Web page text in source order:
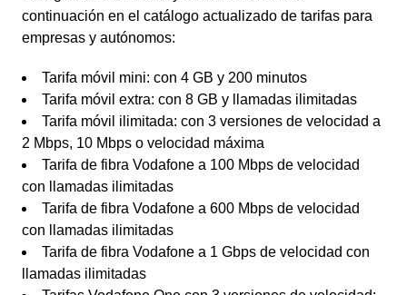
continuación en el catálogo actualizado de tarifas para
empresas y autónomos:
Tarifa móvil mini: con 4 GB y 200 minutos
Tarifa móvil extra: con 8 GB y llamadas ilimitadas
Tarifa móvil ilimitada: con 3 versiones de velocidad a
2 Mbps, 10 Mbps o velocidad máxima
Tarifa de fibra Vodafone a 100 Mbps de velocidad
con llamadas ilimitadas
Tarifa de fibra Vodafone a 600 Mbps de velocidad
con llamadas ilimitadas
Tarifa de fibra Vodafone a 1 Gbps de velocidad con
llamadas ilimitadas